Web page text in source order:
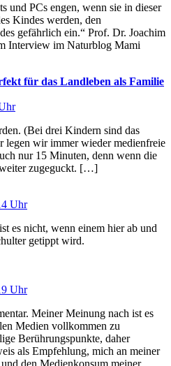
und PCs engen, wenn sie in dieser
Kindes werden, den
gefährlich ein.“ Prof. Dr. Joachim
Interview im Naturblog Mami
für das Landleben als Familie
(Bei drei Kindern sind das
legen wir immer wieder medienfreie
nur 15 Minuten, denn wenn die
zugeguckt. […]
Uhr
es nicht, wenn einem hier ab und
getippt wird.
Uhr
Meiner Meinung nach ist es
Medien vollkommen zu
Berührungspunkte, daher
als Empfehlung, mich an meiner
den Medienkonsum meiner